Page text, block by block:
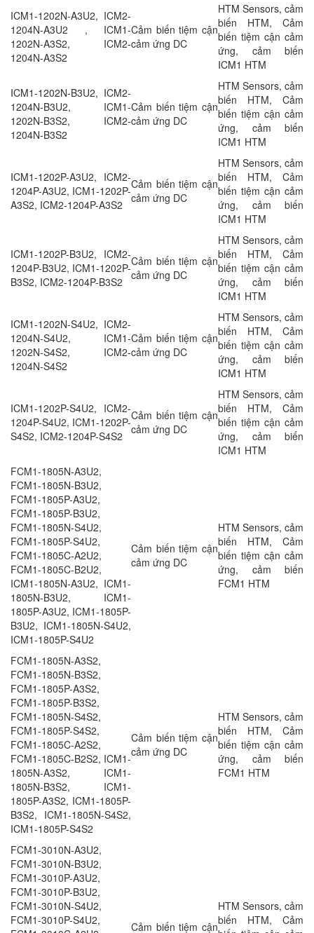
ICM1-1202N-A3U2, ICM2-
1204N-A3U2 , ICM1-
1202N-A3S2, ICM2-
1204N-A3S2
Cảm biến tiệm cận
cảm ứng DC
HTM Sensors, cảm
biến HTM, Cảm
biến tiệm cận cảm
ứng, cảm biến
ICM1 HTM
ICM1-1202N-B3U2, ICM2-
1204N-B3U2, ICM1-
1202N-B3S2, ICM2-
1204N-B3S2
Cảm biến tiệm cận
cảm ứng DC
HTM Sensors, cảm
biến HTM, Cảm
biến tiệm cận cảm
ứng, cảm biến
ICM1 HTM
ICM1-1202P-A3U2, ICM2-
1204P-A3U2, ICM1-1202P-
A3S2, ICM2-1204P-A3S2
Cảm biến tiệm cận
cảm ứng DC
HTM Sensors, cảm
biến HTM, Cảm
biến tiệm cận cảm
ứng, cảm biến
ICM1 HTM
ICM1-1202P-B3U2, ICM2-
1204P-B3U2, ICM1-1202P-
B3S2, ICM2-1204P-B3S2
Cảm biến tiệm cận
cảm ứng DC
HTM Sensors, cảm
biến HTM, Cảm
biến tiệm cận cảm
ứng, cảm biến
ICM1 HTM
ICM1-1202N-S4U2, ICM2-
1204N-S4U2, ICM1-
1202N-S4S2, ICM2-
1204N-S4S2
Cảm biến tiệm cận
cảm ứng DC
HTM Sensors, cảm
biến HTM, Cảm
biến tiệm cận cảm
ứng, cảm biến
ICM1 HTM
ICM1-1202P-S4U2, ICM2-
1204P-S4U2, ICM1-1202P-
S4S2, ICM2-1204P-S4S2
Cảm biến tiệm cận
cảm ứng DC
HTM Sensors, cảm
biến HTM, Cảm
biến tiệm cận cảm
ứng, cảm biến
ICM1 HTM
FCM1-1805N-A3U2,
FCM1-1805N-B3U2,
FCM1-1805P-A3U2,
FCM1-1805P-B3U2,
FCM1-1805N-S4U2,
FCM1-1805P-S4U2,
FCM1-1805C-A2U2,
FCM1-1805C-B2U2,
ICM1-1805N-A3U2, ICM1-
1805N-B3U2, ICM1-
1805P-A3U2, ICM1-1805P-
B3U2, ICM1-1805N-S4U2,
ICM1-1805P-S4U2
Cảm biến tiệm cận
cảm ứng DC
HTM Sensors, cảm
biến HTM, Cảm
biến tiệm cận cảm
ứng, cảm biến
FCM1 HTM
FCM1-1805N-A3S2,
FCM1-1805N-B3S2,
FCM1-1805P-A3S2,
FCM1-1805P-B3S2,
FCM1-1805N-S4S2,
FCM1-1805P-S4S2,
FCM1-1805C-A2S2,
FCM1-1805C-B2S2, ICM1-
1805N-A3S2, ICM1-
1805N-B3S2, ICM1-
1805P-A3S2, ICM1-1805P-
B3S2, ICM1-1805N-S4S2,
ICM1-1805P-S4S2
Cảm biến tiệm cận
cảm ứng DC
HTM Sensors, cảm
biến HTM, Cảm
biến tiệm cận cảm
ứng, cảm biến
FCM1 HTM
FCM1-3010N-A3U2,
FCM1-3010N-B3U2,
FCM1-3010P-A3U2,
FCM1-3010P-B3U2,
FCM1-3010N-S4U2,
FCM1-3010P-S4U2,
Cảm biến tiệm cận
HTM Sensors, cảm
biến HTM, Cảm